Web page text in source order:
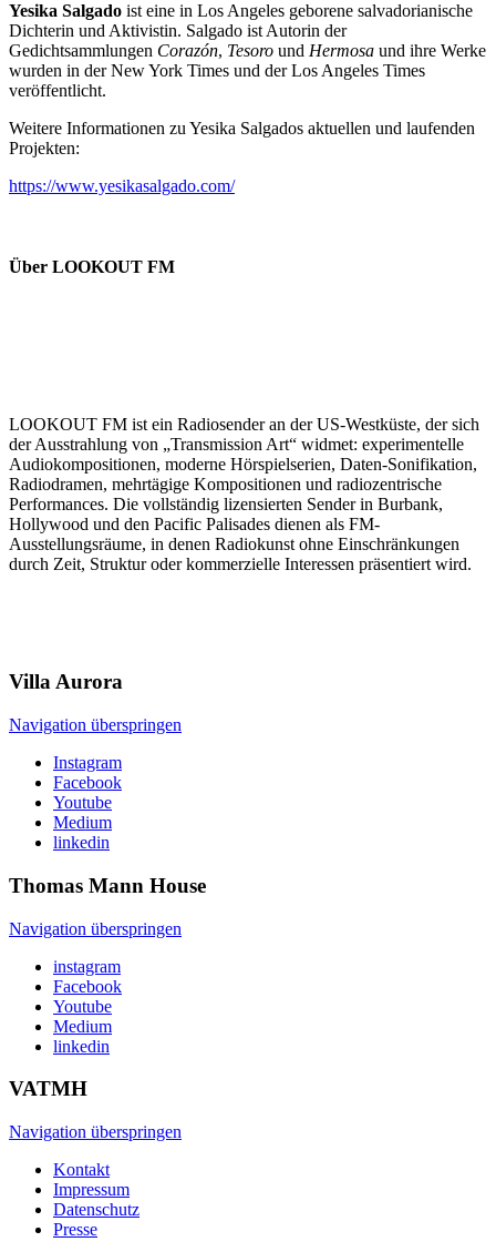
Yesika Salgado ist eine in Los Angeles geborene salvadorianische
Dichterin und Aktivistin. Salgado ist Autorin der
Gedichtsammlungen Corazón, Tesoro und Hermosa und ihre Werke
wurden in der New York Times und der Los Angeles Times
veröffentlicht.
Weitere Informationen zu Yesika Salgados aktuellen und laufenden
Projekten:
https://www.yesikasalgado.com/
Über LOOKOUT FM
LOOKOUT FM ist ein Radiosender an der US-Westküste, der sich
der Ausstrahlung von „Transmission Art“ widmet: experimentelle
Audiokompositionen, moderne Hörspielserien, Daten-Sonifikation,
Radiodramen, mehrtägige Kompositionen und radiozentrische
Performances. Die vollständig lizensierten Sender in Burbank,
Hollywood und den Pacific Palisades dienen als FM-
Ausstellungsräume, in denen Radiokunst ohne Einschränkungen
durch Zeit, Struktur oder kommerzielle Interessen präsentiert wird.
VillaAurora
Navigation überspringen
Instagram
Facebook
Youtube
Medium
linkedin
Thomas Mann House
Navigation überspringen
instagram
Facebook
Youtube
Medium
linkedin
VATMH
Navigation überspringen
Kontakt
Impressum
Datenschutz
Presse